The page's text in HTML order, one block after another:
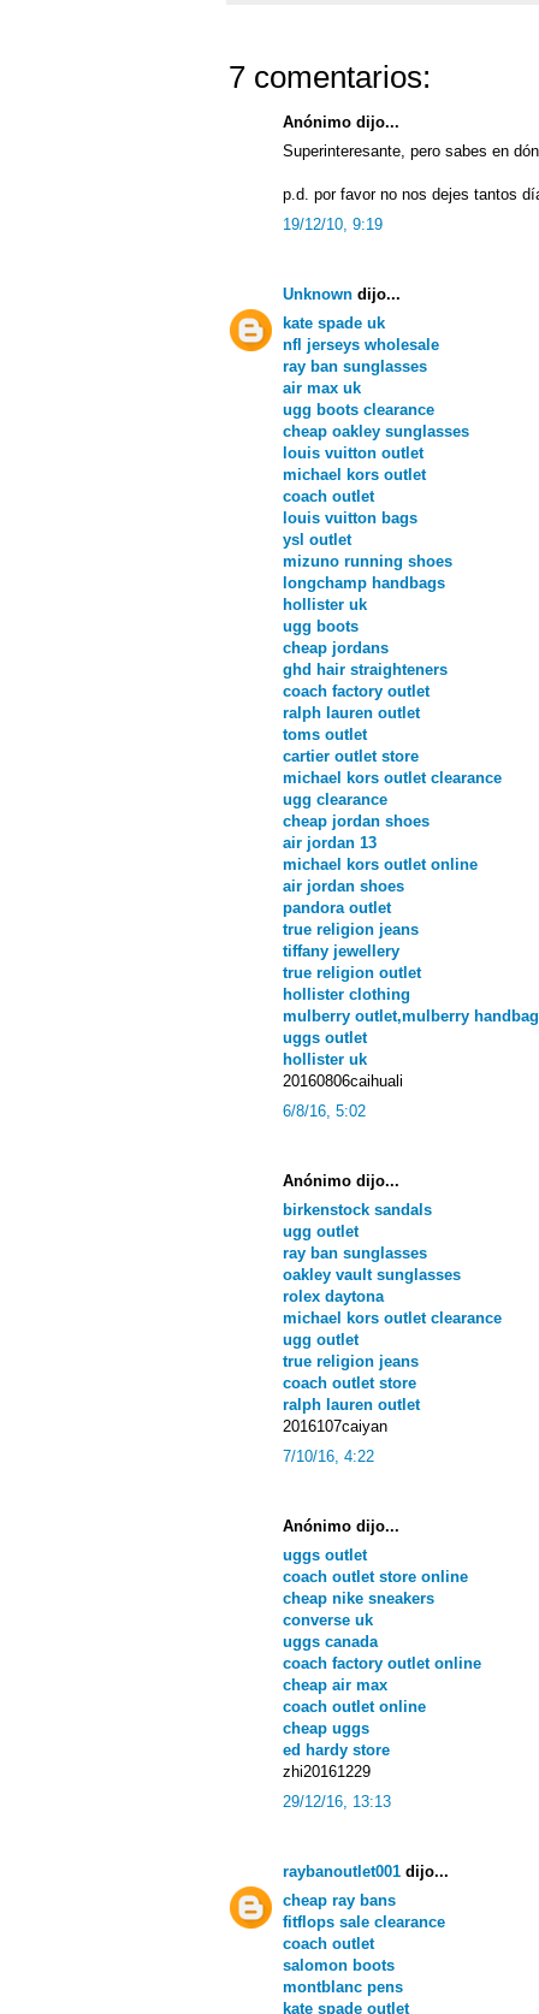
7 comentarios:
Anónimo dijo...
Superinteresante, pero sabes en
p.d. por favor no nos dejes tantos
19/12/10, 9:19
Unknown dijo...
kate spade uk
nfl jerseys wholesale
ray ban sunglasses
air max uk
ugg boots clearance
cheap oakley sunglasses
louis vuitton outlet
michael kors outlet
coach outlet
louis vuitton bags
ysl outlet
mizuno running shoes
longchamp handbags
hollister uk
ugg boots
cheap jordans
ghd hair straighteners
coach factory outlet
ralph lauren outlet
toms outlet
cartier outlet store
michael kors outlet clearance
ugg clearance
cheap jordan shoes
air jordan 13
michael kors outlet online
air jordan shoes
pandora outlet
true religion jeans
tiffany jewellery
true religion outlet
hollister clothing
mulberry outlet,mulberry
uggs outlet
hollister uk
20160806caihuali
6/8/16, 5:02
Anónimo dijo...
birkenstock sandals
ugg outlet
ray ban sunglasses
oakley vault sunglasses
rolex daytona
michael kors outlet clearance
ugg outlet
true religion jeans
coach outlet store
ralph lauren outlet
2016107caiyan
7/10/16, 4:22
Anónimo dijo...
uggs outlet
coach outlet store online
cheap nike sneakers
converse uk
uggs canada
coach factory outlet online
cheap air max
coach outlet online
cheap uggs
ed hardy store
zhi20161229
29/12/16, 13:13
raybanoutlet001 dijo...
cheap ray bans
fitflops sale clearance
coach outlet
salomon boots
montblanc pens
kate spade outlet